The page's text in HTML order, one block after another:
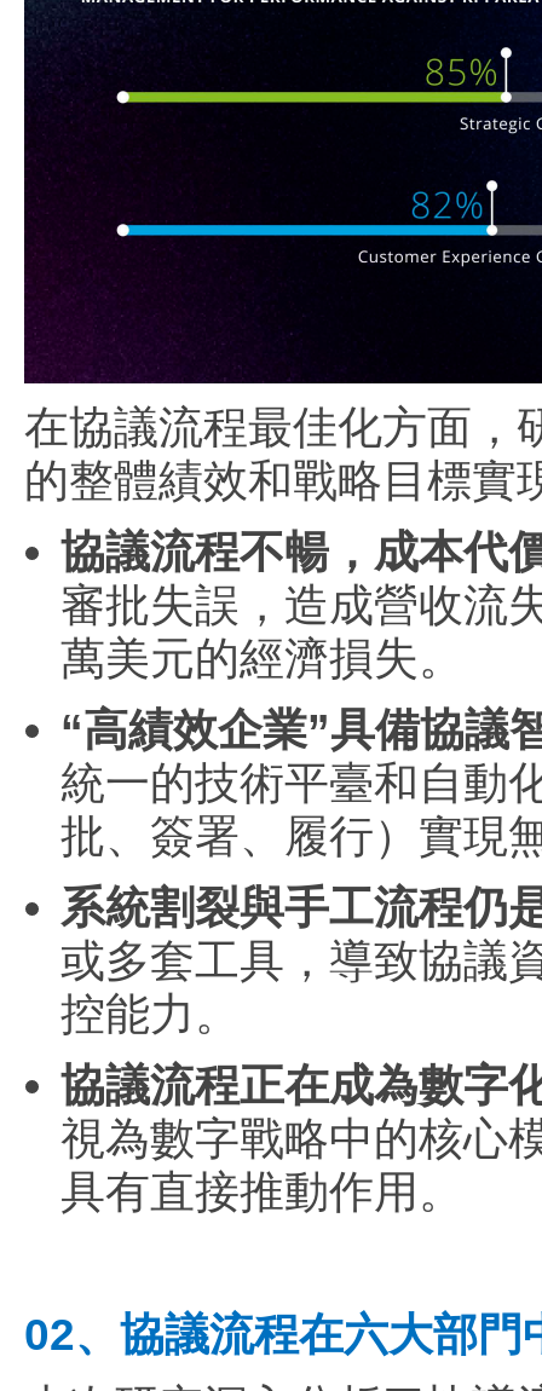
在協議流程最佳化方面，
的整體績效和戰略目標實
協議流程不暢，成本代
審批失誤，造成營收流
萬美元的經濟損失。
“高績效企業”具備協議
統一的技術平臺和自動
批、簽署、履行）實現
系統割裂與手工流程仍
或多套工具，導致協議
控能力。
協議流程正在成為數字
視為數字戰略中的核心
具有直接推動作用。
02、協議流程在六大部門